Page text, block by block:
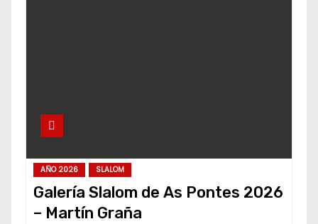
AÑO 2026 SLALOM
Galería Slalom de As Pontes 2026
– Martín Graña